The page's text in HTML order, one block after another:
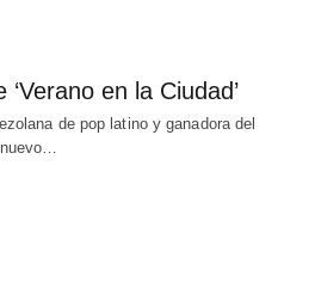
en la Ciudad’
de pop latino y ganadora del